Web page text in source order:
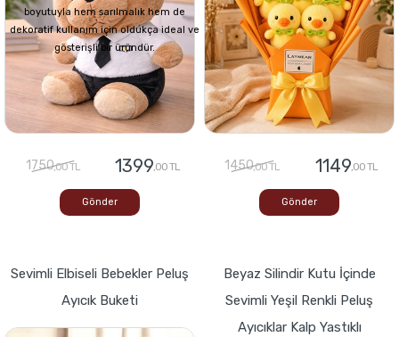
boyutuyla hem sarılmalık hem de
dekoratif kullanım için oldukça ideal ve
gösterişli bir üründür.
1750,00 TL 1399,00 TL
Gönder
1450,00 TL 1149,00 TL
Gönder
Sevimli Elbiseli Bebekler Peluş
Ayıcık Buketi
Beyaz Silindir Kutu İçinde
Sevimli Yeşil Renkli Peluş
Ayıcıklar Kalp Yastıklı